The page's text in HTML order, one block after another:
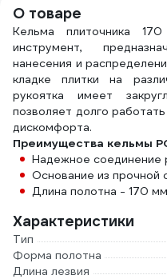
О товаре
Кельма плиточника
инструмент,
нанесения и
кладке плитки на
рукоятка имеет
позволяет долго
дискомфорта.
Преимущества кельмы
Надежное соединение
Основание из прочной
Длина полотна - 170
Характеристики
Тип
Форма полотна
Длина лезвия